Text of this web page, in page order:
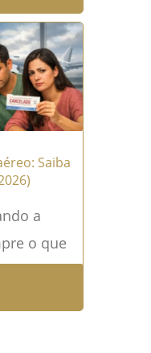
vez mais
→
Saiba
a
o que
aéreo
de